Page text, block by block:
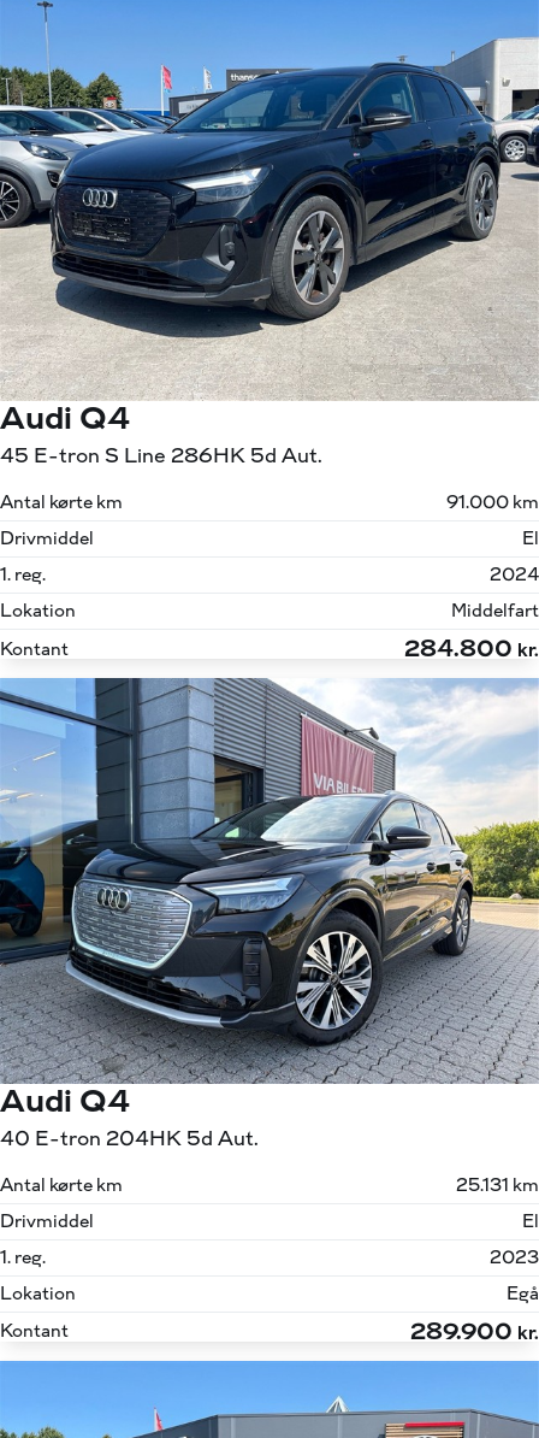
Audi Q4
45 E-tron S Line 286HK 5d Aut.
Antal kørte km
91.000 km
Drivmiddel
El
1. reg.
2024
Lokation
Middelfart
Kontant
284.800 kr.
Audi Q4
40 E-tron 204HK 5d Aut.
Antal kørte km
25.131 km
Drivmiddel
El
1. reg.
2023
Lokation
Egå
Kontant
289.900 kr.